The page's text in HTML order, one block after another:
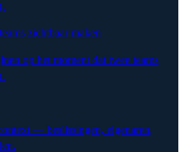
zichtbaar maken
op het moment dat twee teams
— beslissingen, eigenaren,